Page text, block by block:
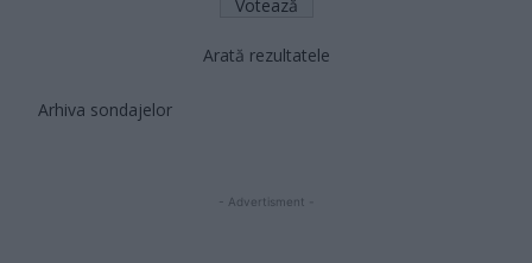
Arată rezultatele
Arhiva sondajelor
- Advertisment -